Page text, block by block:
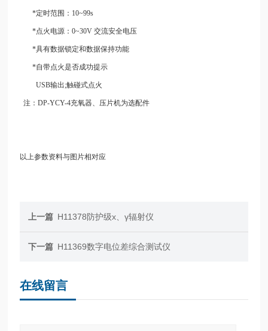
*定时范围：10~99s
*点火电源：0~30V 交流安全电压
*具有数据锁定和数据保持功能
*自带点火是否成功提示
USB输出;触碰式点火
注：DP-YCY-4充氧器、压片机为选配件
以上参数资料与图片相对应
上一篇 H11378防护级x、γ辐射仪
下一篇 H11369数字电位差综合测试仪
在线留言